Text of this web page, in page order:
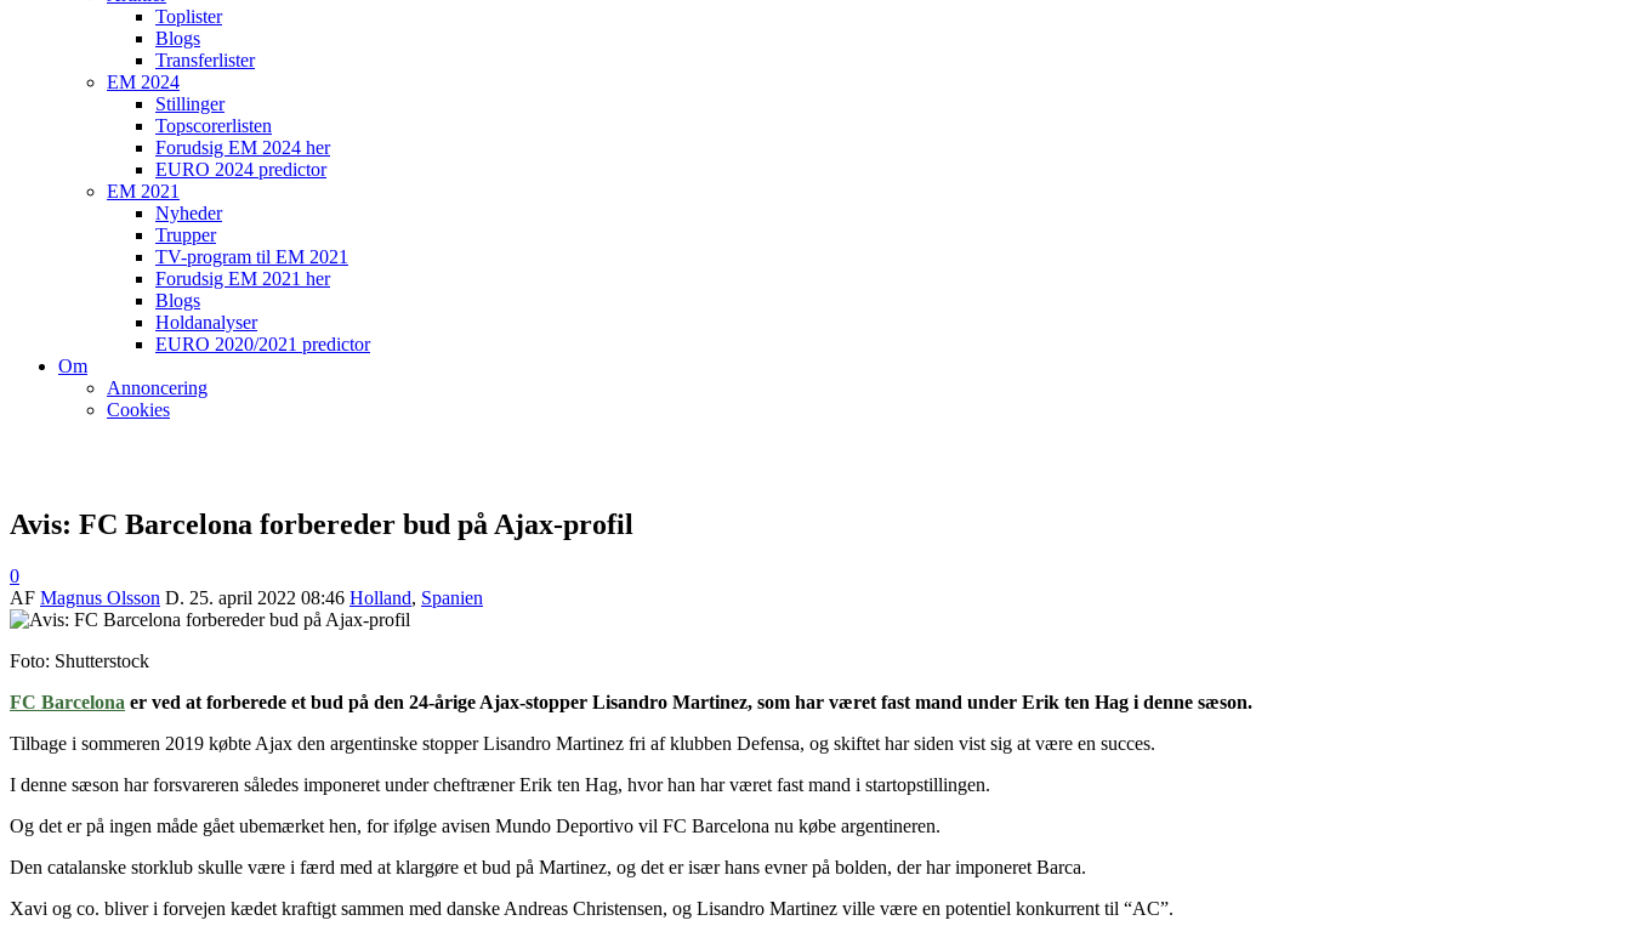
Toplister
Blogs
Transferlister
EM 2024
Stillinger
Topscorerlisten
Forudsig EM 2024 her
EURO 2024 predictor
EM 2021
Nyheder
Trupper
TV-program til EM 2021
Forudsig EM 2021 her
Blogs
Holdanalyser
EURO 2020/2021 predictor
Om
Annoncering
Cookies
Avis: FC Barcelona forbereder bud på Ajax-profil
0
AF Magnus Olsson D. 25. april 2022 08:46 Holland, Spanien
Foto: Shutterstock
FC Barcelona er ved at forberede et bud på den 24-årige Ajax-stopper Lisandro Martinez, som har været fast mand under Erik ten Hag i denne sæson.
Tilbage i sommeren 2019 købte Ajax den argentinske stopper Lisandro Martinez fri af klubben Defensa, og skiftet har siden vist sig at være en succes.
I denne sæson har forsvareren således imponeret under cheftræner Erik ten Hag, hvor han har været fast mand i startopstillingen.
Og det er på ingen måde gået ubemærket hen, for ifølge avisen Mundo Deportivo vil FC Barcelona nu købe argentineren.
Den catalanske storklub skulle være i færd med at klargøre et bud på Martinez, og det er især hans evner på bolden, der har imponeret Barca.
Xavi og co. bliver i forvejen kædet kraftigt sammen med danske Andreas Christensen, og Lisandro Martinez ville være en potentiel konkurrent til “AC”.